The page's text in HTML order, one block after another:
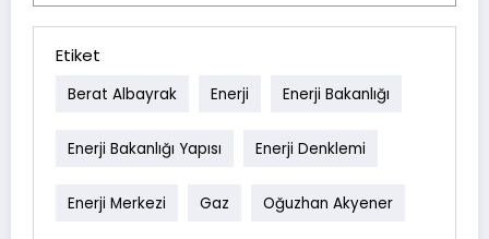
Etiket
Berat Albayrak Enerji Enerji Bakanlığı
Enerji Bakanlığı Yapısı Enerji Denklemi
Enerji Merkezi Gaz Oğuzhan Akyener